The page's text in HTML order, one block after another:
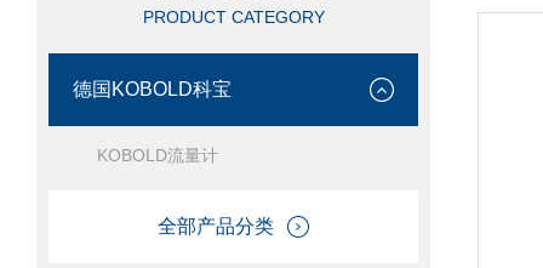
PRODUCT CATEGORY
德国KOBOLD科宝
KOBOLD流量计
全部产品分类